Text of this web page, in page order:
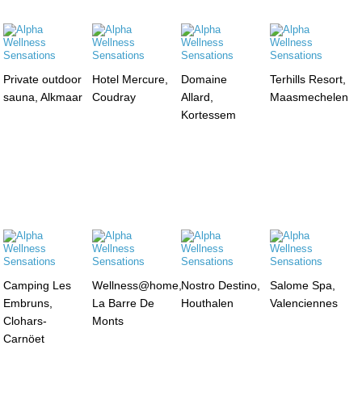
Private outdoor
sauna, Alkmaar
Hotel Mercure,
Coudray
Domaine
Allard,
Kortessem
Terhills Resort,
Maasmechelen
Camping Les
Embruns,
Clohars-
Carnöet
Wellness@home,
La Barre De
Monts
Nostro Destino,
Houthalen
Salome Spa,
Valenciennes